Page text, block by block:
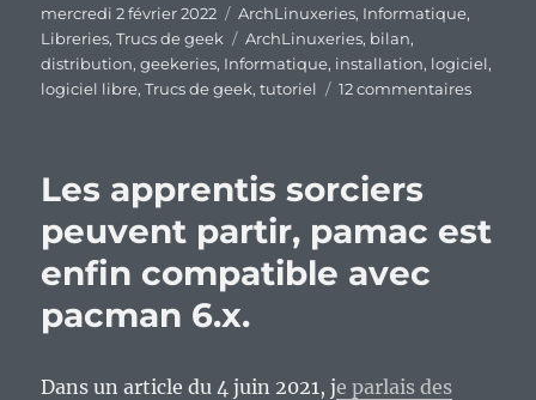
Publié
le
mercredi 2 février 2022 Catégories
ArchLinuxeries, Informatique,
Libreries,Trucs de geek Étiquettes
ArchLinuxeries, bilan,
distribution,geekeries, Informatique, installation, logiciel,
logiciel libre,Trucs de geek,tutoriel 12 commentairessur
sa
Les apprentis sorciers
peuvent partir, pamac est
enfin compatible avec
pacman 6.x.
Dans un article du 4 juin 2021, je parlais des